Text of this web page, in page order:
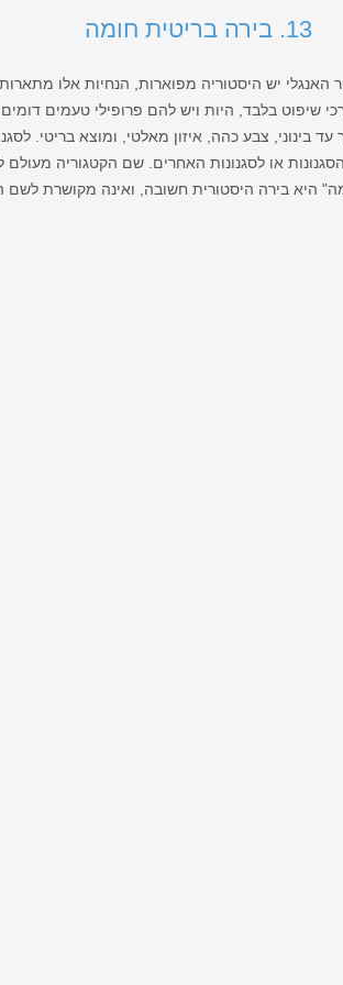
13. בירה בריטית חומה
האנגלי יש היסטוריה מפוארות, הנחיות אלו
שיפוט בלבד, היות ויש להם פרופילי טעמים דומים
צבע כהה, איזון מאלטי, ומוצא בריטי.
או לסגנונות האחרים. שם הקטגוריה מעולם
היא בירה היסטורית חשובה, ואינה מקושרת לשם